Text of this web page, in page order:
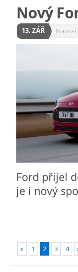
Nový
13. ZÁŘ Napsal
Ford přijel
je i nový
« 1 2 3 4